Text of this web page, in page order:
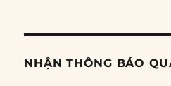
NHẬN THÔNG BÁO